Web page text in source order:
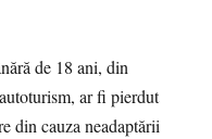
de 18 ani, din
ar fi pierdut
din cauza neadaptării